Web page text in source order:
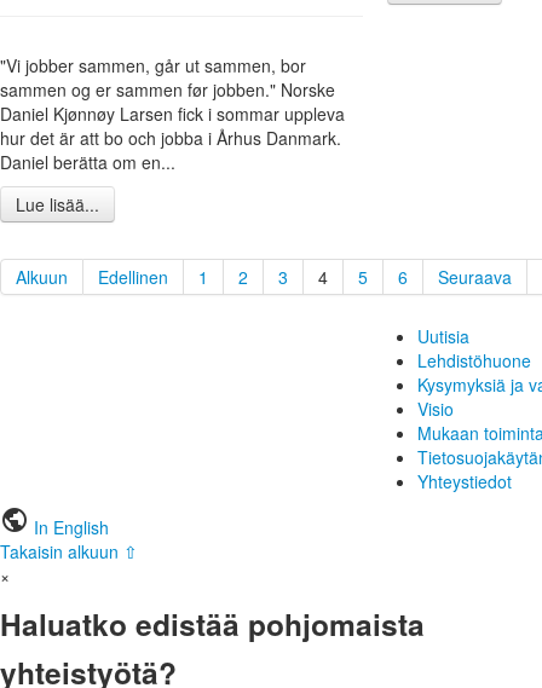
"Vi jobber sammen, går ut sammen, bor
sammen og er sammen før jobben." Norske
Daniel Kjønnøy Larsen fick i sommar uppleva
hur det är att bo och jobba i Århus Danmark.
Daniel berätta om en...
Lue lisää...
Alkuun Edellinen 1 2 3 4 5 6 Seuraava
Uutisia
Lehdistöhuone
Kysymyksiä ja
Visio
Mukaan
Yhteystiedot
public In English
Takaisin alkuun ⇧
×
Haluatko edistää pohjomaista
yhteistyötä?